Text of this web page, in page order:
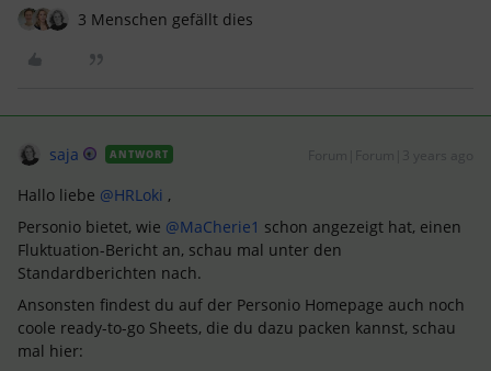
3 Menschen gefällt dies
saja ANTWORT
Hallo liebe @HRLoki ,
Personio bietet, wie @MaCherie1 schon angezeigt hat, einen
Fluktuation-Bericht an, schau mal unter den
Standardberichten nach.
Ansonsten findest du auf der Personio Homepage auch noch
coole ready-to-go Sheets, die du dazu packen kannst, schau
mal hier: